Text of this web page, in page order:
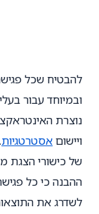
להבטיח שכל
ובמיוחד עבור
נוצרת
ויישוםאסטרטגיות
של כישורי הצגת
ההבנה כי כל
לשדרג את